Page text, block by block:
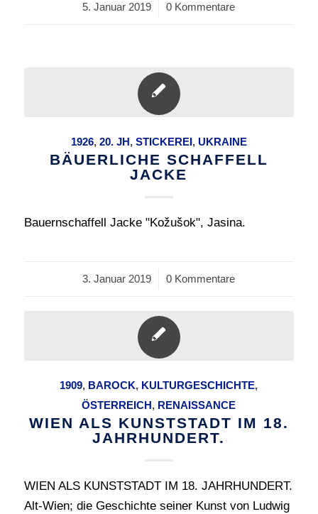
5. Januar 2019
/ 0 Kommentare
1926, 20. JH, STICKEREI, UKRAINE
BÄUERLICHE SCHAFFELL
JACKE
Bauernschaffell Jacke "Kožušok", Jasina.
3. Januar 2019
/ 0 Kommentare
1909, BAROCK, KULTURGESCHICHTE,
ÖSTERREICH, RENAISSANCE
WIEN ALS KUNSTSTADT IM 18.
JAHRHUNDERT.
WIEN ALS KUNSTSTADT IM 18. JAHRHUNDERT.
Alt-Wien; die Geschichte seiner Kunst von Ludwig